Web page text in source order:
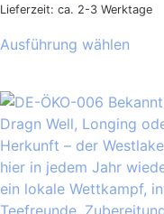
Lieferzeit: ca. 2-3 Werktage
Ausführung wählen